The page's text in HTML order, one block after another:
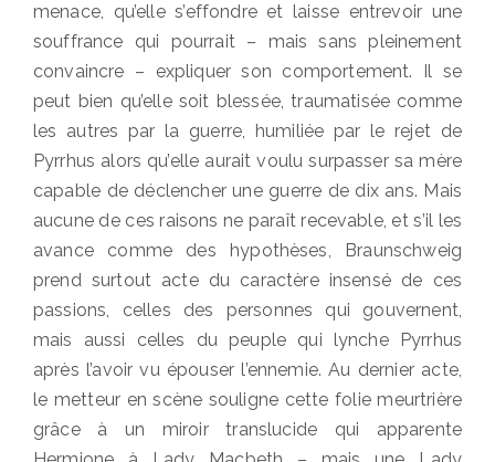
menace, qu’elle s’effondre et laisse entrevoir une
souffrance qui pourrait – mais sans pleinement
convaincre – expliquer son comportement. Il se
peut bien qu’elle soit blessée, traumatisée comme
les autres par la guerre, humiliée par le rejet de
Pyrrhus alors qu’elle aurait voulu surpasser sa mère
capable de déclencher une guerre de dix ans. Mais
aucune de ces raisons ne paraît recevable, et s’il les
avance comme des hypothèses, Braunschweig
prend surtout acte du caractère insensé de ces
passions, celles des personnes qui gouvernent,
mais aussi celles du peuple qui lynche Pyrrhus
après l’avoir vu épouser l’ennemie. Au dernier acte,
le metteur en scène souligne cette folie meurtrière
grâce à un miroir translucide qui apparente